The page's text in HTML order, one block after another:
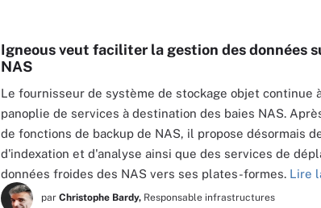
Igneous veut faciliter la gestion des données
NAS
Le fournisseur de système de stockage objet continue
panoplie de services à destination des baies NAS.
de fonctions de backup de NAS, il propose désormais
d'indexation et d'analyse ainsi que des services de
données froides des NAS vers ses plates-formes. Lire
par Christophe Bardy, Responsable infrastructures